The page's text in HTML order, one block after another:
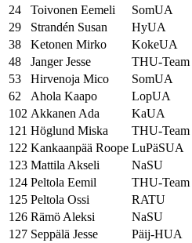
24
Toivonen Eemeli SomUA
29
Strandén Susan HyUA
38
Ketonen Mirko KokeUA
48
Janger Jesse THU-Team
53
Hirvenoja Mico SomUA
62
Ahola Kaapo LopUA
102 Akkanen Ada KaUA
121 Höglund Miska THU-Team
122 Kankaanpää Roope LuPäSUA
123 Mattila Akseli NaSU
124 Peltola Eemil THU-Team
125 Peltola Ossi RATU
126 Rämö Aleksi NaSU
127 Seppälä Jesse Päij-HUA